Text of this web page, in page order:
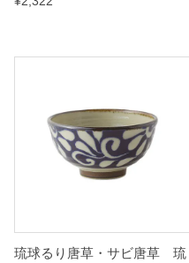
※
途
2
琉球るり唐草・サビ唐草 琉